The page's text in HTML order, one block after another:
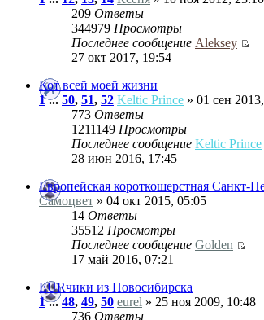
209 Ответы
344979 Просмотры
Последнее сообщение Aleksey
27 окт 2017, 19:54
Кот всей моей жизни
1...50, 51, 52 Keltic Prince » 01 сен
773 Ответы
1211149 Просмотры
Последнее сообщение Keltic Prince
28 июн 2016, 17:45
Европейская короткошерстная Санкт-
Самоцвет » 04 окт 2015, 05:05
14 Ответы
35512 Просмотры
Последнее сообщение Golden
17 май 2016, 07:21
EURчики из Новосибирска
1...48, 49, 50 eurel » 25 ноя 2009, 10:48
736 Ответы